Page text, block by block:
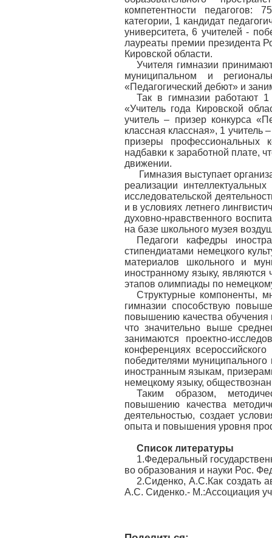
компетентности
категории, 1 кандидат
университета, 6 учителей -
лауреаты премии президента
Кировской области.
Учителя гимназии
муниципальном и
«Педагогический дебют» и
Так в гимназии работают 1
«Учитель года Кировской
учитель – призер конкурса
классная классная», 1 учитель
призеры профессиональных
надбавки к заработной плате,
движении.
Гимназия выступает
реализации
исследовательской
и в условиях летнего
духовно-нравственного
на базе школьного музея
Педагоги кафедры
стипендиатами немецкого
материалов школьного и
иностранному языку,
этапов олимпиады по
Структурные компоненты,
гимназии способствую
повышению качества обучения
что значительно выше
занимаются проектно-
конференциях
победителями
иностранным языкам,
немецкому языку,
Таким образом,
повышению качества
деятельностью, создает
опыта и повышения уровня
Список литературы
1.Федеральный
во образования и науки Рос.
2.Сиденко, А.С.Как создать
А.С. Сиденко.- М.:Ассоциация